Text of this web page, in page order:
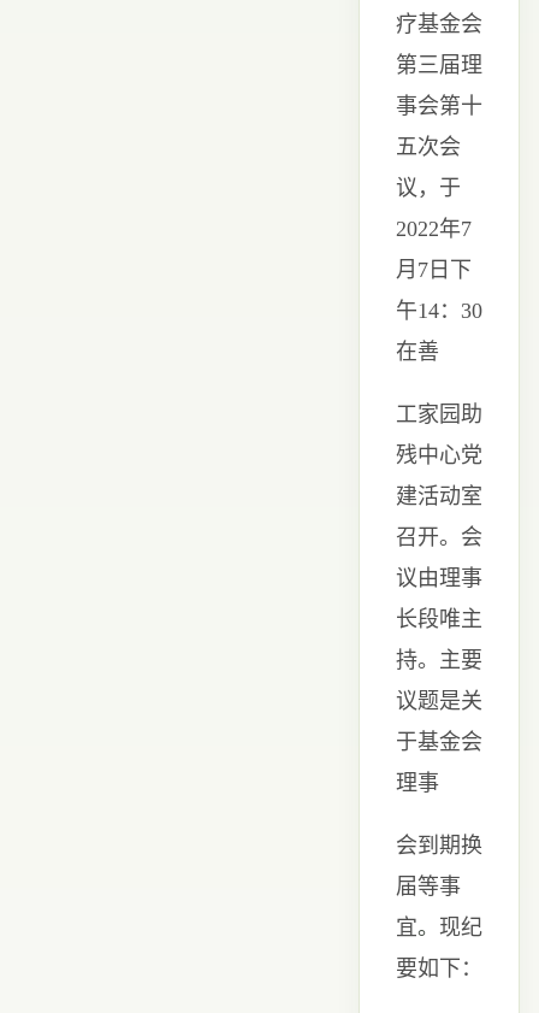
疗基金会
第三届理
事会第十
五次会
议，于
2022年7
月7日下
午14：30
在善
工家园助
残中心党
建活动室
召开。会
议由理事
长段唯主
持。主要
议题是关
于基金会
理事
会到期换
届等事
宜。 现纪
要如下：